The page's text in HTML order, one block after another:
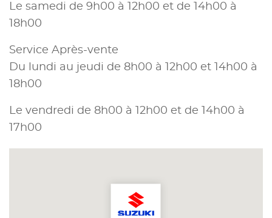
Le samedi de 9h00 à 12h00 et de 14h00 à
18h00
Service Après-vente
Du lundi au jeudi de 8h00 à 12h00 et 14h00 à
18h00
Le vendredi de 8h00 à 12h00 et de 14h00 à
17h00